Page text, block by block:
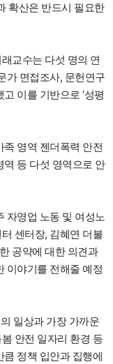
확산은 반드시 필요한
교수는 다섯 명의 연
가 면접조사, 문헌연구
이를 기반으로 ‘성평
영역 젠더폭력 안전
등 다섯 영역으로 안
자영업 노동 및 여성노
센터장, 김혜연 더불
공약에 대한 의견과
이야기를 전해줄 예정
일상과 가장 가까운
안전 일자리 환경 등
정책 입안과 집행에